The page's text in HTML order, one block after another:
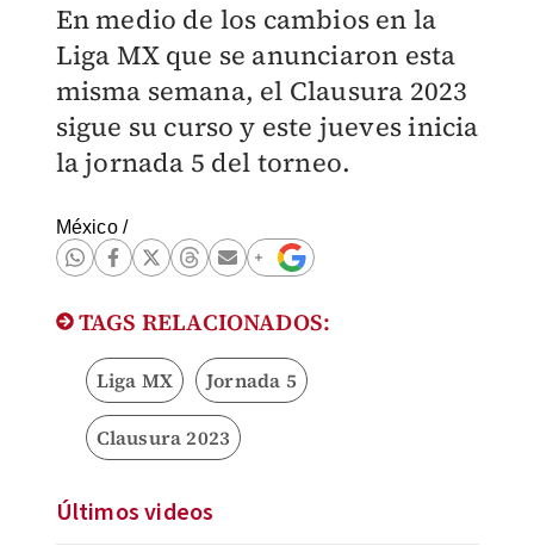
En medio de los cambios en la
Liga MX que se anunciaron esta
misma semana, el Clausura 2023
sigue su curso y este jueves inicia
la jornada 5 del torneo.
México/
TAGS RELACIONADOS:
Liga MX Jornada 5
Clausura 2023
Últimos videos